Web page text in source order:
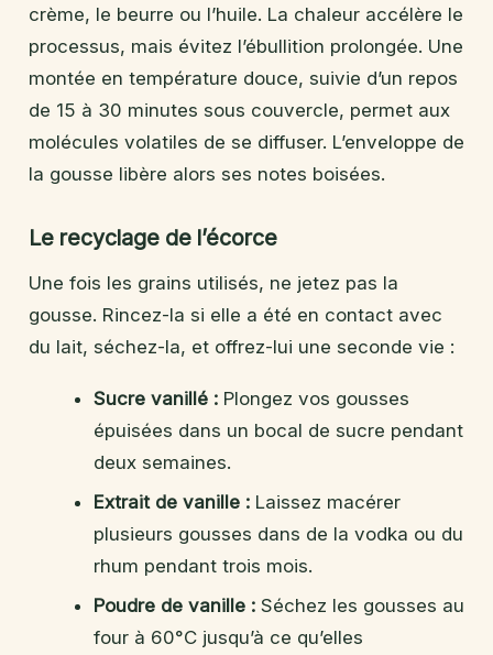
crème, le beurre ou l’huile. La chaleur accélère le
processus, mais évitez l’ébullition prolongée. Une
montée en température douce, suivie d’un repos
de 15 à 30 minutes sous couvercle, permet aux
molécules volatiles de se diffuser. L’enveloppe de
la gousse libère alors ses notes boisées.
Le recyclage de l’écorce
Une fois les grains utilisés, ne jetez pas la
gousse. Rincez-la si elle a été en contact avec
du lait, séchez-la, et offrez-lui une seconde vie :
Sucre vanillé :Plongez vos gousses
épuisées dans un bocal de sucre pendant
deux semaines.
Extrait de vanille :Laissez macérer
plusieurs gousses dans de la vodka ou du
rhum pendant trois mois.
Poudre de vanille :Séchez les gousses au
four à 60°C jusqu’à ce qu’elles